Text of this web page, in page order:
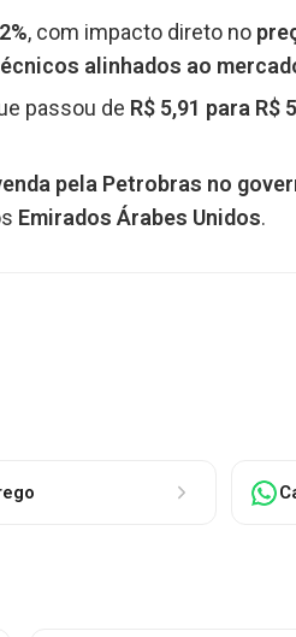
, com impacto direto no
alinhados ao
passou de R$ 5,91 para R$
pela Petrobras no
Emirados Árabes Unidos.